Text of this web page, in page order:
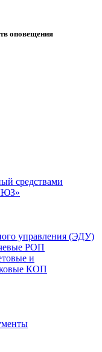
оповещения
средствами
управления (ЭДУ)
РОП
и
КОП